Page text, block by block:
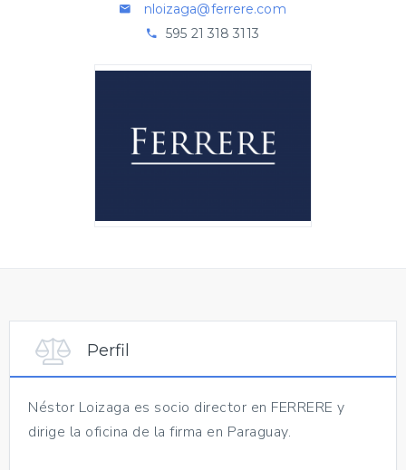
nloizaga@ferrere.com
595 21 318 3113
Perfil
Néstor Loizaga es socio director en FERRERE y
dirige la oficina de la firma en Paraguay.